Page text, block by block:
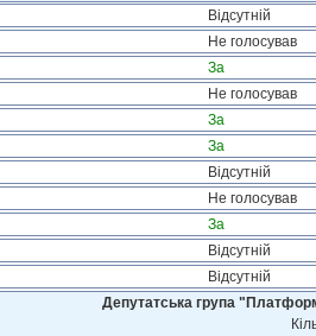
Відсутній
Не голосував
За
Не голосував
За
За
Відсутній
Не голосував
За
Відсутній
Відсутній
Депутатська група